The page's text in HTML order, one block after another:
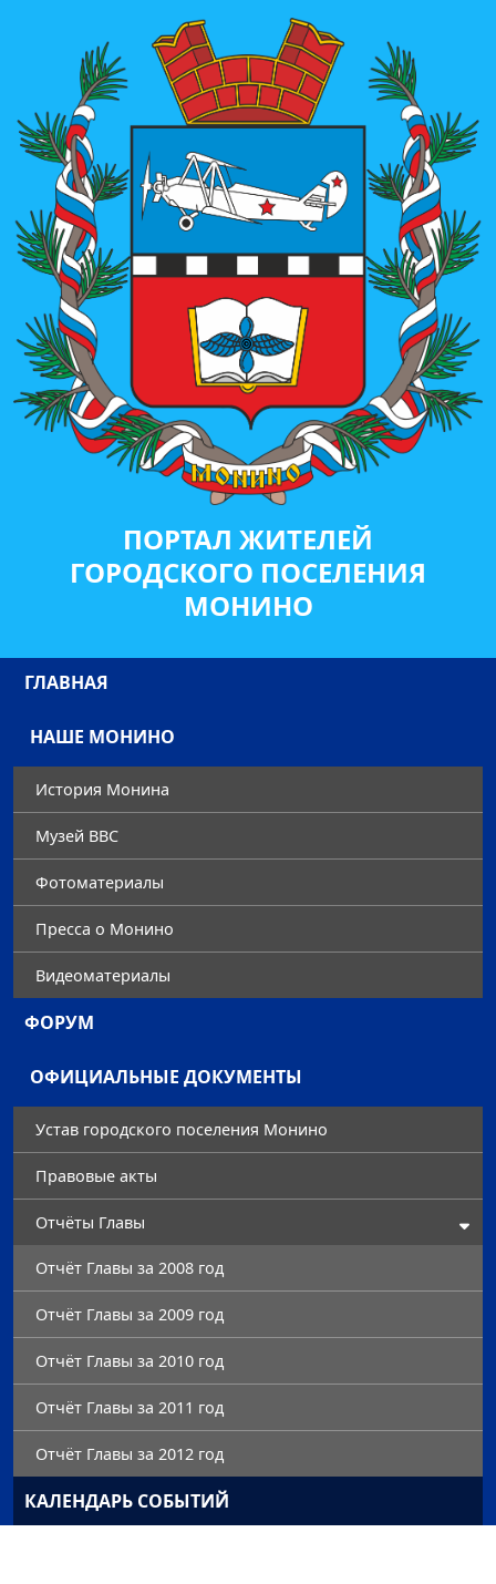
ПОРТАЛ ЖИТЕЛЕЙ
ГОРОДСКОГО ПОСЕЛЕНИЯ
МОНИНО
ГЛАВНАЯ
НАШЕ МОНИНО
История Монина
Музей ВВС
Фотоматериалы
Преccа о Монино
Видеоматериалы
ФОРУМ
ОФИЦИАЛЬНЫЕ ДОКУМЕНТЫ
Устав городского поселения Монино
Правовые акты
Отчёты Главы
Отчёт Главы за 2008 год
Отчёт Главы за 2009 год
Отчёт Главы за 2010 год
Отчёт Главы за 2011 год
Отчёт Главы за 2012 год
КАЛЕНДАРЬ СОБЫТИЙ